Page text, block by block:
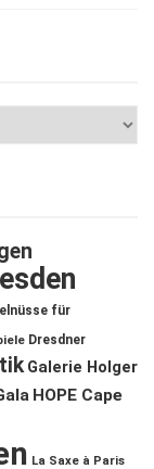
für
Dresdner
Galerie Holger
HOPE Cape
La Saxe à Paris